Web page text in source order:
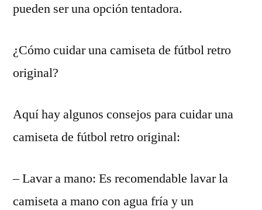
pueden ser una opción tentadora.
¿Cómo cuidar una camiseta de fútbol retro
original?
Aquí hay algunos consejos para cuidar una
camiseta de fútbol retro original:
– Lavar a mano: Es recomendable lavar la
camiseta a mano con agua fría y un